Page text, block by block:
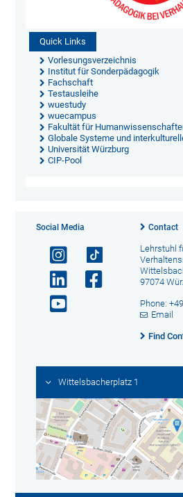
Quick Links
Vorlesungsverzeichnis
Institut für Sonderpädagogik
Fachschaft
Testausleihe
wuestudy
wuecampus
Fakultät für
Globale Systeme und
Universität Würzburg
CIP-Pool
Social Media Contact
Lehrstuhl
97074
Phone:
Email
Find
Wittelsbacherplatz 1